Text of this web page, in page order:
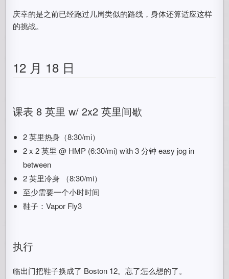
庆幸的是之前已经跑过几周类似的路线，身体还算适应这样
的挑战。
12 月 18 日
课表 8 英里 w/ 2x2 英里间歇
2 英里热身（8:30/mi）
2 x 2 英里 @ HMP (6:30/mi) with 3 分钟 easy jog in
between
2 英里冷身 （8:30/mi）
至少需要一个小时时间
鞋子：Vapor Fly3
执行
临出门把鞋子换成了 Boston 12。忘了怎么想的了。